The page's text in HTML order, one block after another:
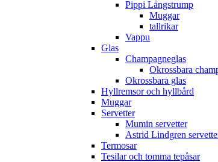
Pippi Långstrump
Muggar
tallrikar
Vappu
Glas
Champagneglas
Okrossbara
Okrossbara glas
Hyllremsor och hyllbård
Muggar
Servetter
Mumin servetter
Astrid Lindgren
Termosar
Tesilar och tomma tepåsar